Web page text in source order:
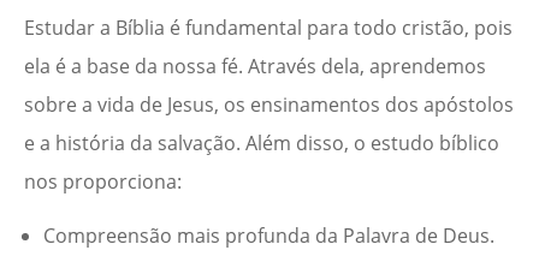
Estudar a Bíblia é fundamental para todo cristão, pois
ela é a base da nossa fé. Através dela, aprendemos
sobre a vida de Jesus, os ensinamentos dos apóstolos
e a história da salvação. Além disso, o estudo bíblico
nos proporciona:
Compreensão mais profunda da Palavra de Deus.